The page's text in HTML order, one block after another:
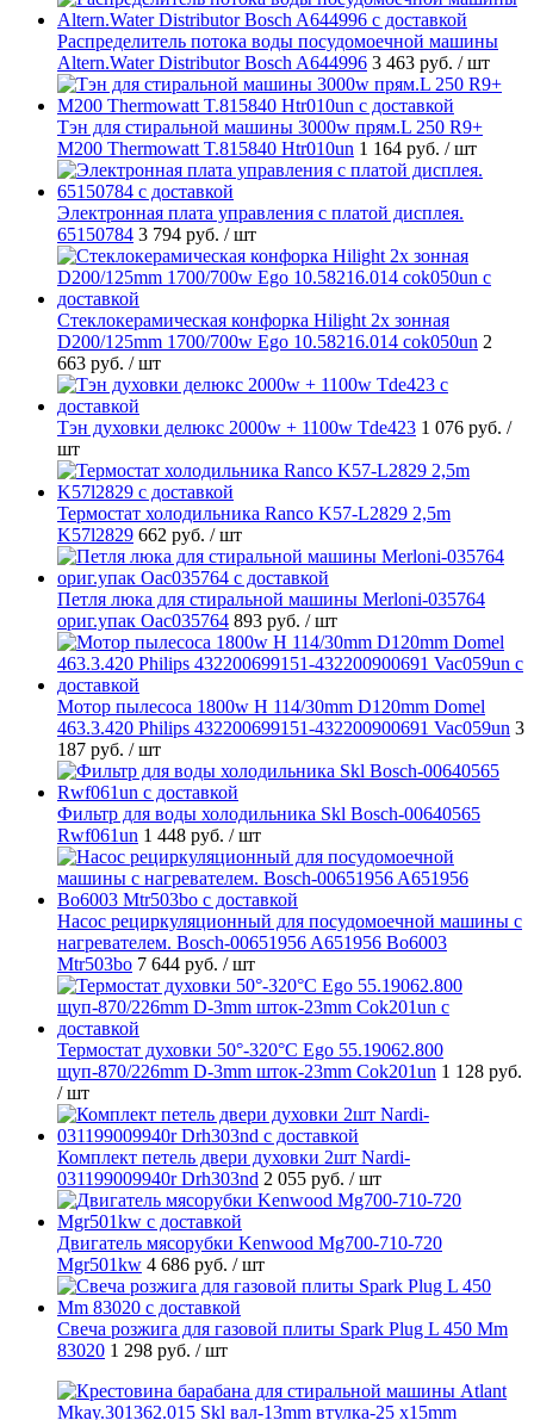
Распределитель потока воды посудомоечной машины
Altern.Water Distributor Bosch A644996 3 463 руб. / шт
Тэн для стиральной машины 3000w прям.L 250 R9+
M200 Thermowatt T.815840 Htr010un 1 164 руб. / шт
Электронная плата управления с платой дисплея.
65150784 3 794 руб. / шт
Стеклокерамическая конфорка Hilight 2х зонная
D200/125mm 1700/700w Ego 10.58216.014 cok050un 2
663 руб. / шт
Тэн духовки делюкс 2000w + 1100w Tde423 1 076 руб. /
шт
Термостат холодильника Ranco K57-L2829 2,5m
K57l2829 662 руб. / шт
Петля люка для стиральной машины Merloni-035764
ориг.упак Oac035764 893 руб. / шт
Мотор пылесоса 1800w H 114/30mm D120mm Domel
463.3.420 Philips 432200699151-432200900691 Vac059un 3
187 руб. / шт
Фильтр для воды холодильника Skl Bosch-00640565
Rwf061un 1 448 руб. / шт
Насос рециркуляционный для посудомоечной машины с
нагревателем. Bosch-00651956 A651956 Bo6003
Mtr503bo 7 644 руб. / шт
Термостат духовки 50°-320°C Ego 55.19062.800
щуп-870/226mm D-3mm шток-23mm Cok201un 1 128 руб.
/ шт
Комплект петель двери духовки 2шт Nardi-
031199009940r Drh303nd 2 055 руб. / шт
Двигатель мясорубки Kenwood Mg700-710-720
Mgr501kw 4 686 руб. / шт
Свеча розжига для газовой плиты Spark Plug L 450 Mm
83020 1 298 руб. / шт